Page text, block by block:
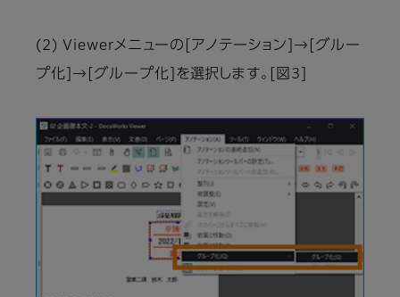
(2) Viewerメニューの[アノテーション]→[グルー
プ化]→[グループ化]を選択します。[図3]